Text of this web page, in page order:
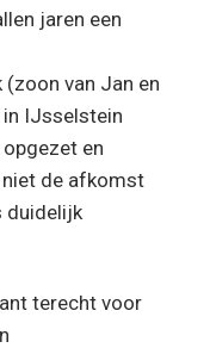
jaren een
(zoon van Jan en
in IJsselstein
en
de afkomst
duidelijk
terecht voor